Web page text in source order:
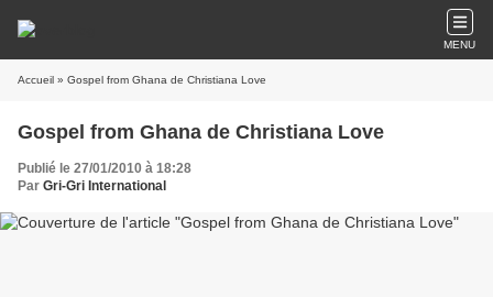
MENU
Accueil » Gospel from Ghana de Christiana Love
Gospel from Ghana de Christiana Love
Publié le 27/01/2010 à 18:28
Par Gri-Gri International